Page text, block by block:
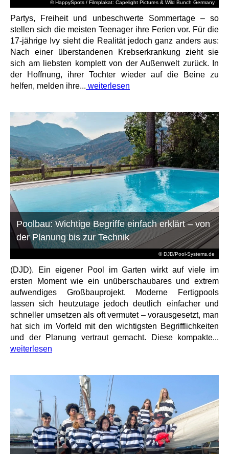
© HappySpots / Filmplakat: Capelight Pictures & Wild Bunch Germany
Partys, Freiheit und unbeschwerte Sommertage – so
stellen sich die meisten Teenager ihre Ferien vor. Für die
17-jährige Ivy sieht die Realität jedoch ganz anders aus:
Nach einer überstandenen Krebserkrankung zieht sie
sich am liebsten komplett von der Außenwelt zurück. In
der Hoffnung, ihrer Tochter wieder auf die Beine zu
helfen, melden ihre... weiterlesen
© DJD/Pool-Systems.de
Poolbau: Wichtige Begriffe einfach erklärt – von
der Planung bis zur Technik
(DJD). Ein eigener Pool im Garten wirkt auf viele im
ersten Moment wie ein unüberschaubares und extrem
aufwendiges Großbauprojekt. Moderne Fertigpools
lassen sich heutzutage jedoch deutlich einfacher und
schneller umsetzen als oft vermutet – vorausgesetzt, man
hat sich im Vorfeld mit den wichtigsten Begrifflichkeiten
und der Planung vertraut gemacht. Diese kompakte...
weiterlesen